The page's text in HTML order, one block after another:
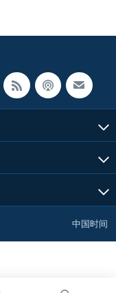
中国时间